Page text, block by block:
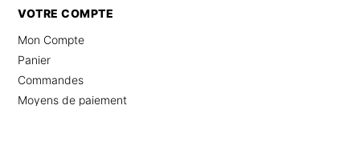
VOTRE COMPTE
Mon Compte
Panier
Commandes
Moyens de paiement